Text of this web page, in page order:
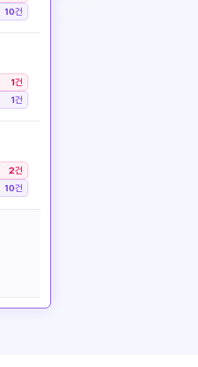
10건
1건
1건
2건
10건